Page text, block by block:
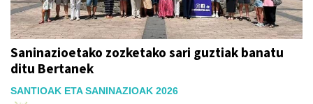
Saninazioetako zozketako sari guztiak banatu
ditu Bertanek
SANTIOAK ETA SANINAZIOAK 2026